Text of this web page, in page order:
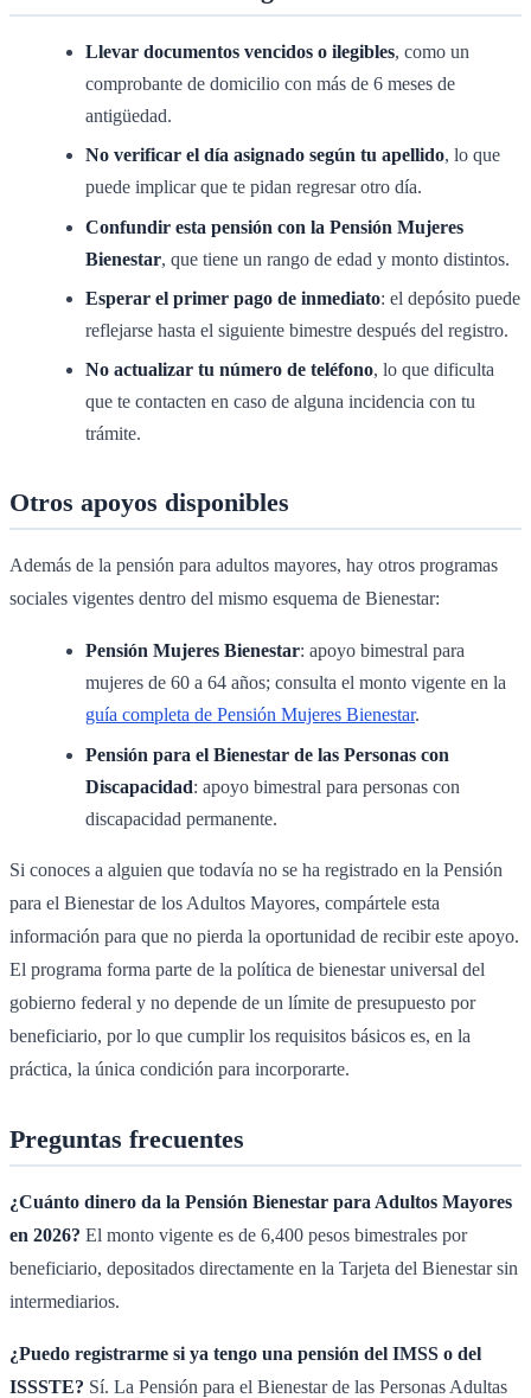
Llevar documentos vencidos o ilegibles, como un
comprobante de domicilio con más de 6 meses de
antigüedad.
No verificar el día asignado según tu apellido, lo que
puede implicar que te pidan regresar otro día.
Confundir esta pensión con la Pensión Mujeres
Bienestar, que tiene un rango de edad y monto distintos.
Esperar el primer pago de inmediato: el depósito puede
reflejarse hasta el siguiente bimestre después del registro.
No actualizar tu número de teléfono, lo que dificulta
que te contacten en caso de alguna incidencia con tu
trámite.
Otros apoyos disponibles
Además de la pensión para adultos mayores, hay otros programas
sociales vigentes dentro del mismo esquema de Bienestar:
Pensión Mujeres Bienestar: apoyo bimestral para
mujeres de 60 a 64 años; consulta el monto vigente en la
guía completa de Pensión Mujeres Bienestar.
Pensión para el Bienestar de las Personas con
Discapacidad: apoyo bimestral para personas con
discapacidad permanente.
Si conoces a alguien que todavía no se ha registrado en la Pensión
para el Bienestar de los Adultos Mayores, compártele esta
información para que no pierda la oportunidad de recibir este apoyo.
El programa forma parte de la política de bienestar universal del
gobierno federal y no depende de un límite de presupuesto por
beneficiario, por lo que cumplir los requisitos básicos es, en la
práctica, la única condición para incorporarte.
Preguntas frecuentes
¿Cuánto dinero da la Pensión Bienestar para Adultos Mayores
en 2026? El monto vigente es de 6,400 pesos bimestrales por
beneficiario, depositados directamente en la Tarjeta del Bienestar sin
intermediarios.
¿Puedo registrarme si ya tengo una pensión del IMSS o del
ISSSTE? Sí. La Pensión para el Bienestar de las Personas Adultas